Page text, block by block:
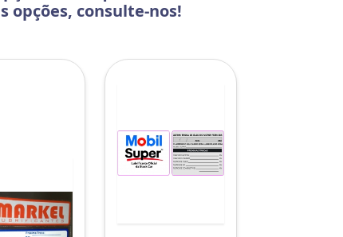
opções, consulte-nos!